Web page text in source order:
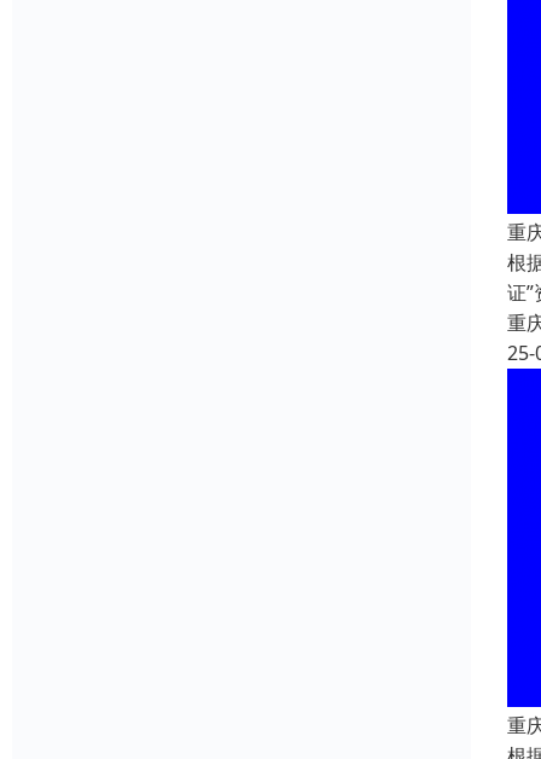
重
根
证
重
25-
重